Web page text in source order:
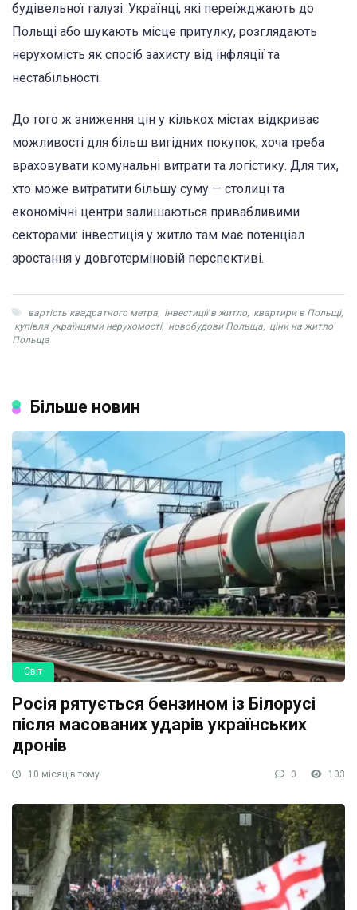
будівельної галузі. Українці, які переїжджають до
Польщі або шукають місце притулку, розглядають
нерухомість як спосіб захисту від інфляції та
нестабільності.
До того ж зниження цін у кількох містах відкриває
можливості для більш вигідних покупок, хоча треба
враховувати комунальні витрати та логістику. Для тих,
хто може витратити більшу суму — столиці та
економічні центри залишаються привабливими
секторами: інвестиція у житло там має потенціал
зростання у довготерміновій перспективі.
вартість квадратного метра, інвестиції в житло, квартири в Польщі,
купівля українцями нерухомості, новобудови Польща, ціни на житло
Польща
Більше новин
Світ
Росія рятується бензином із Білорусі
після масованих ударів українських
дронів
10 місяців тому 0 103